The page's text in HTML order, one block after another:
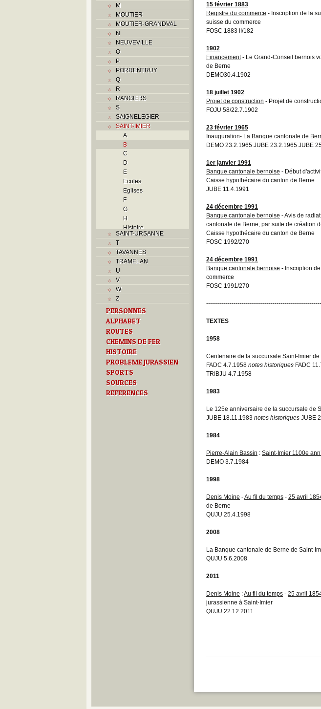
M
MOUTIER
MOUTIER-GRANDVAL
N
NEUVEVILLE
O
P
PORRENTRUY
Q
R
RANGIERS
S
SAIGNELEGIER
SAINT-IMIER
A
B
C
D
E
Ecoles
Eglises
F
G
H
Histoire
I
J
K
P
Problème jurassien
Q
R
S
T
Textes
U
Z
SAINT-URSANNE
T
TAVANNES
TRAMELAN
U
V
W
Z
PERSONNES
ALPHABET
ROUTES
CHEMINS DE FER
HISTOIRE
PROBLEME JURASSIEN
SPORTS
SOURCES
REFERENCES
15 février 1883
Registre du commerce - Inscription de la
suisse du commerce
FOSC 1883 II/182
1902
Financement- Le Grand-Conseil bernois
de Berne
DEMO30.4.1902
18 juillet 1902
Projet de construction - Projet de
FOJU 58/22.7.1902
23 février 1965
Inauguration- La Banque cantonale de
DEMO 23.2.1965 JUBE 23.2.1965 JUBE
1er janvier 1991
Banque cantonale bernoise - Début
Caisse hypothécaire du canton de Berne
JUBE 11.4.1991
24 décembre 1991
Banque cantonale bernoise - Avis de
cantonale de Berne, par suite de création
Caisse hypothécaire du canton de Berne
FOSC 1992/270
24 décembre 1991
Banque cantonale bernoise - Inscription
commerce
FOSC 1991/270
TEXTES
1958
Centenaire de la succursale Saint-Imier
FADC 4.7.1958 notes historiques FADC
TRIBJU 4.7.1958
1983
Le 125e anniversaire de la succursale de
JUBE 18.11.1983 notes historiques JUBE
1984
Pierre-Alain Bassin : Saint-Imier 1100e
DEMO 3.7.1984
1998
Denis Moine -Au fil du temps - 25 avril
de Berne
QUJU 25.4.1998
2008
La Banque cantonale de Berne de Saint-
QUJU 5.6.2008
2011
Denis Moine :Au fil du temps - 25 avril
jurassienne à Saint-Imier
QUJU 22.12.2011